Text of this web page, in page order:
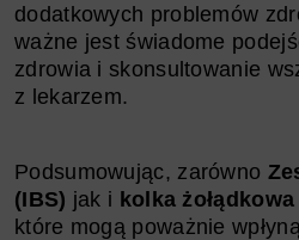
dodatkowych problemów
ważne jest świadome
zdrowia i skonsultowanie
z lekarzem.
Podsumowując, zarówno
(IBS) jak i kolka żołądkowa
które mogą poważnie